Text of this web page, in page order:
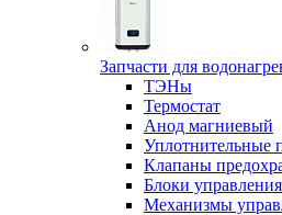
Запчасти для
ТЭНы
Термостат
Анод магниевый
Уплотнительные
Клапаны
Блоки
Механизмы